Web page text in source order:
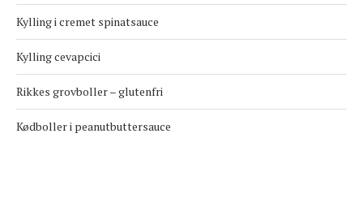
Kylling i cremet spinatsauce
Kylling cevapcici
Rikkes grovboller – glutenfri
Kødboller i peanutbuttersauce